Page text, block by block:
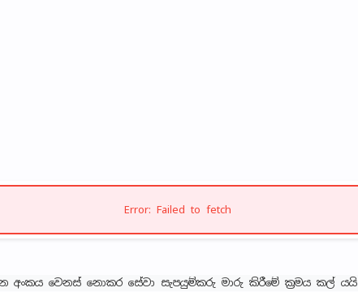
Error: Failed to fetch
අංකය වෙනස් නොකර සේවා සැපයුම්කරු මාරු කිරීමේ ක්‍රමය කල් යයි